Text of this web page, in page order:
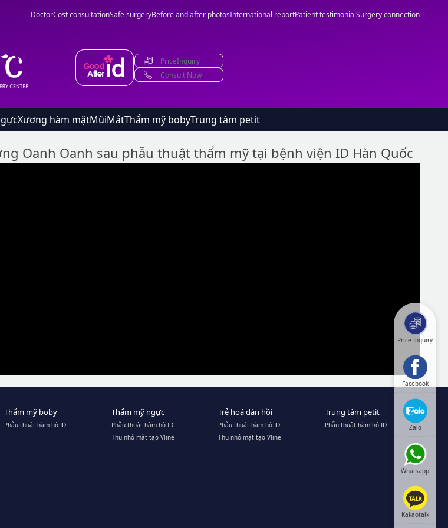
DoctorCost consultationSafe surgeryBefore and after photosInternational reportPatient testimonialSurgery connection
PriceInquiry
Consult Now
Xương hàm mặtMũiMắtThẩm mỹ bobyTrung tâm petit
Oanh Oanh sau phẫu thuật thẩm mỹ tại bệnh viện ID Hàn Quốc
Thẩm mỹ boby
Phẫu thuật hàm hô ID
Thẩm mỹ ngực
Phẫu thuật hàm hô ID
Thu nhỏ mặt tạo Vline
Trẻ hoá đàn hồi
Phẫu thuật hàm hô ID
Thu nhỏ mặt tạo Vline
Trung tâm petit
Phẫu thuật hàm hô ID
Price Inquiry
Facebook
Zalo
Whatsapp
Kakaotalk